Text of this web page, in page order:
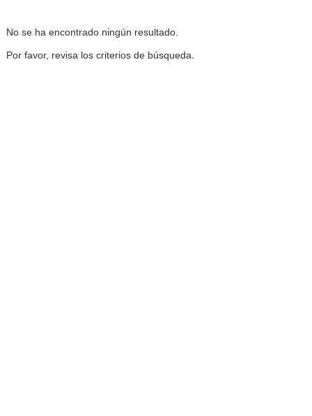
No se ha encontrado ningún resultado.
Por favor, revisa los criterios de búsqueda.